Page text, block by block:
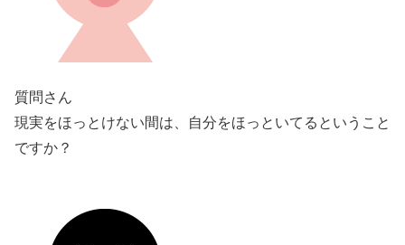
質問さん
現実をほっとけない間は、自分をほっといてるということ
ですか？